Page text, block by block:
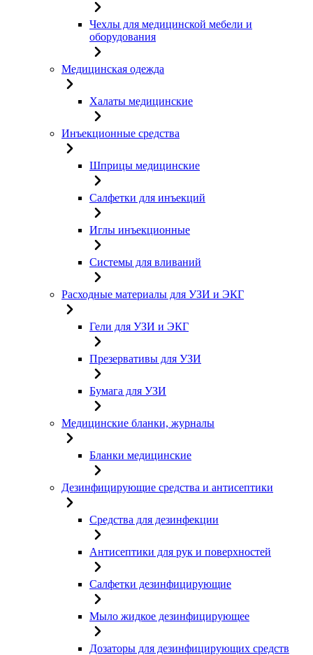
Чехлы для медицинской мебели и
оборудования
Медицинская одежда
Халаты медицинские
Инъекционные средства
Шприцы медицинские
Салфетки для инъекций
Иглы инъекционные
Системы для вливаний
Расходные материалы для УЗИ и ЭКГ
Гели для УЗИ и ЭКГ
Презервативы для УЗИ
Бумага для УЗИ
Медицинские бланки, журналы
Бланки медицинские
Дезинфицирующие средства и антисептики
Средства для дезинфекции
Антисептики для рук и поверхностей
Салфетки дезинфицирующие
Мыло жидкое дезинфицирующее
Дозаторы для дезинфицирующих средств